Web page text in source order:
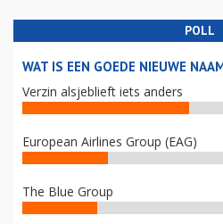
POLL
WAT IS EEN GOEDE NIEUWE
Verzin alsjeblieft iets anders
European Airlines Group (EAG)
The Blue Group